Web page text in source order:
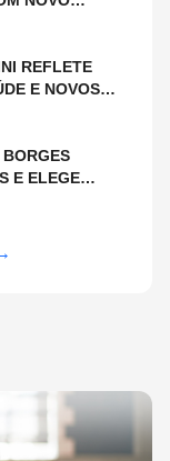
E TURNÊ
REFLETE
E NOVOS
NO ALPHA
E ELEGE
ATLETA DA